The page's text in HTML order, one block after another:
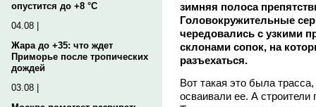
опустится до +8 °C
04.08 |
Жара до +35: что ждет
Приморье после тропических
дождей
03.08 |
зимняя полоса
Головокружительные
чередовались с узкими
склонами сопок, на
разъехаться.
Вот такая это была
осваивали ее. А строители